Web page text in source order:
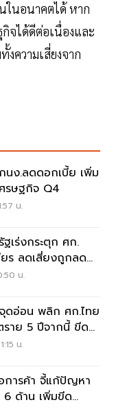
ในอนาคตได้ หาก
จได้ดีต่อเนื่องและ
ความเสี่ยงจาก
นง.ลดดอกเบี้ย เพิ่ม
รษฐกิจ Q4
น.
เร่งกระตุก ศก.
ยร ลดเสี่ยงถูกลด
น.
ดอ่อน พลิก ศก.ไทย
ย 5 ปีจากนี้ ขีด
น.
การค้า จี้แก้ปัญหา
6 ด้าน เพิ่มขีด